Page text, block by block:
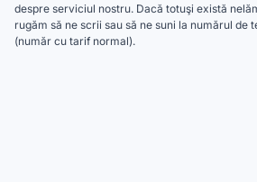
despre serviciul nostru. Dacă totuşi există
rugăm să ne scrii sau să ne suni la numărul de
(număr cu tarif normal).